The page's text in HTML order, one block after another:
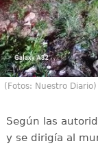
(Fotos: Nuestro Diario)
Según las
y se dirigía al